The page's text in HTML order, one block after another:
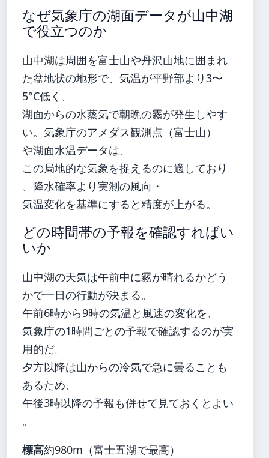
なぜ気象庁の湖面データが山中湖
で役立つのか
山中湖は周囲を富士山や丹沢山地に囲まれ
た盆地状の地形で、気温が平野部より3〜
5°C低く、
湖面からの水蒸気で朝晩の霧が発生しやす
い。気象庁のアメダス観測点（富士山）
や湖面水温データは、
この局地的な気象を捉えるのに適しており
、降水確率より実測の風向・
気温変化を基準にすると精度が上がる。
どの時間帯の予報を確認すればい
いか
山中湖の天気は午前中に霧が晴れるかどう
かで一日の行動が決まる。
午前6時から9時の気温と風速の変化を、
気象庁の1時間ごとの予報で確認するのが実
用的だ。
夕方以降は山からの冷気で急に曇ることも
あるため、
午後3時以降の予報も併せて見ておくとよい
。
標高約980m（富士五湖で最高）